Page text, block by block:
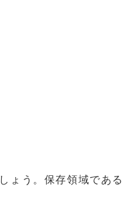
ょう。保存領域である